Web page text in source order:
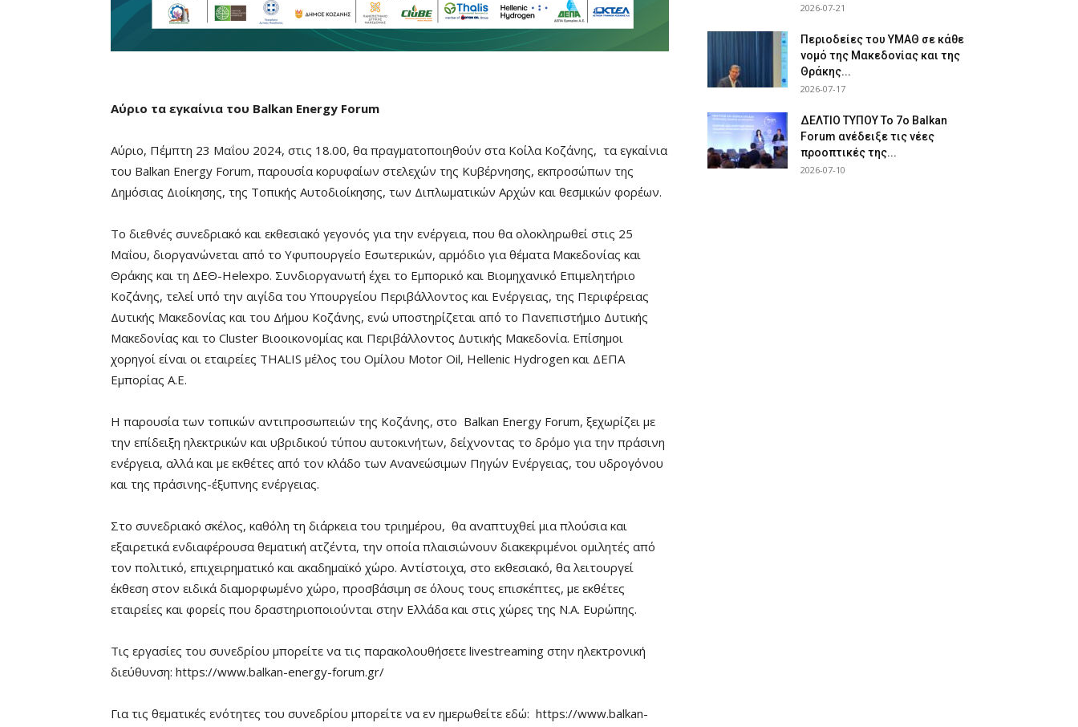
Αύριο τα εγκαίνια του Balkan Energy Forum
Αύριο, Πέμπτη 23 Μαΐου 2024, στις 18.00, θα πραγματοποιηθούν στα Κοίλα Κοζάνης, τα εγκαίνια
του Balkan Energy Forum, παρουσία κορυφαίων στελεχών της Κυβέρνησης, εκπροσώπων της
Δημόσιας Διοίκησης, της Τοπικής Αυτοδιοίκησης, των Διπλωματικών Αρχών και θεσμικών φορέων.
Το διεθνές συνεδριακό και εκθεσιακό γεγονός για την ενέργεια, που θα ολοκληρωθεί στις 25
Μαΐου, διοργανώνεται από το Υφυπουργείο Εσωτερικών, αρμόδιο για θέματα Μακεδονίας και
Θράκης και τη ΔΕΘ-Helexpo. Συνδιοργανωτή έχει το Εμπορικό και Βιομηχανικό Επιμελητήριο
Κοζάνης, τελεί υπό την αιγίδα του Υπουργείου Περιβάλλοντος και Ενέργειας, της Περιφέρειας
Δυτικής Μακεδονίας και του Δήμου Κοζάνης, ενώ υποστηρίζεται από το Πανεπιστήμιο Δυτικής
Μακεδονίας και το Cluster Βιοοικονομίας και Περιβάλλοντος Δυτικής Μακεδονία. Επίσημοι
χορηγοί είναι οι εταιρείες THALIS μέλος του Ομίλου Motor Oil, Hellenic Hydrogen και ΔΕΠΑ
Εμπορίας Α.Ε.
Η παρουσία των τοπικών αντιπροσωπειών της Κοζάνης, στο Balkan Energy Forum, ξεχωρίζει με
την επίδειξη ηλεκτρικών και υβριδικού τύπου αυτοκινήτων, δείχνοντας το δρόμο για την πράσινη
ενέργεια, αλλά και με εκθέτες από τον κλάδο των Ανανεώσιμων Πηγών Ενέργειας, του υδρογόνου
και της πράσινης-έξυπνης ενέργειας.
Στο συνεδριακό σκέλος, καθόλη τη διάρκεια του τριημέρου, θα αναπτυχθεί μια πλούσια και
εξαιρετικά ενδιαφέρουσα θεματική ατζέντα, την οποία πλαισιώνουν διακεκριμένοι ομιλητές από
τον πολιτικό, επιχειρηματικό και ακαδημαϊκό χώρο. Αντίστοιχα, στο εκθεσιακό, θα λειτουργεί
έκθεση στον ειδικά διαμορφωμένο χώρο, προσβάσιμη σε όλους τους επισκέπτες, με εκθέτες
εταιρείες και φορείς που δραστηριοποιούνται στην Ελλάδα και στις χώρες της Ν.Α. Ευρώπης.
Τις εργασίες του συνεδρίου μπορείτε να τις παρακολουθήσετε livestreaming στην ηλεκτρονική
διεύθυνση: https://www.balkan-energy-forum.gr/
Για τις θεματικές ενότητες του συνεδρίου μπορείτε να εν ημερωθείτε εδώ: https://www.balkan-
2026-07-21
Περιοδείες του ΥΜΑΘ σε κάθε
νομό της Μακεδονίας και της
Θράκης...
2026-07-17
ΔΕΛΤΙΟ ΤΥΠΟΥ Το 7ο Balkan
Forum ανέδειξε τις νέες
προοπτικές της...
2026-07-10